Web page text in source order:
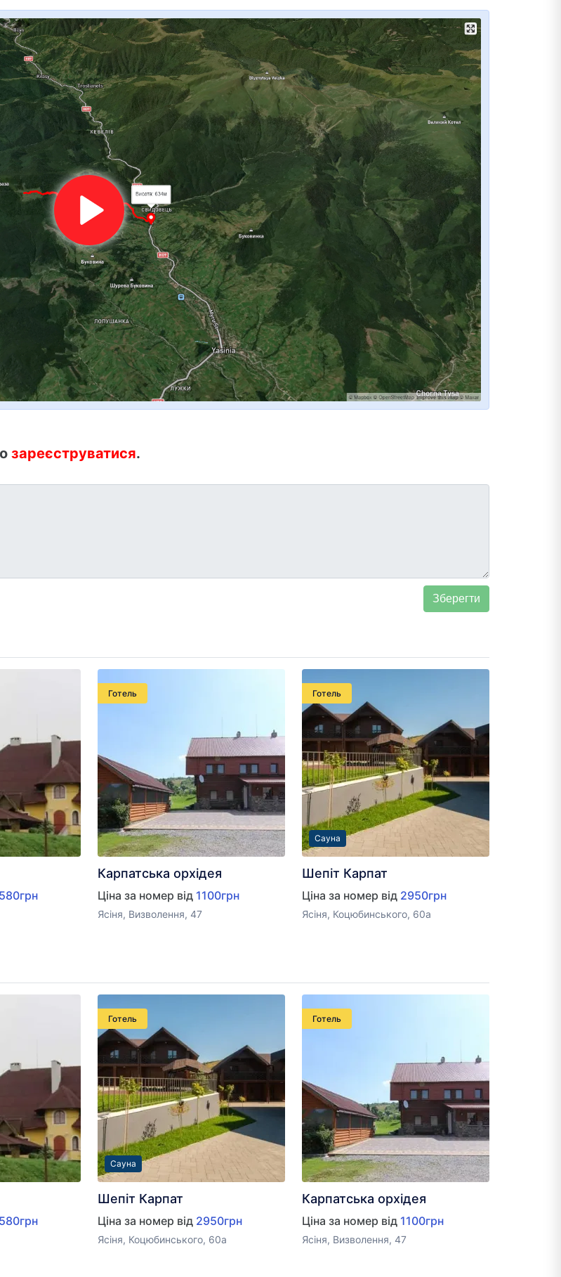
зареєструватися.
Готель
Карпатська орхідея
Ціна за номер від 1100грн
Ясіня, Визволення, 47
Готель
Сауна
Шепіт Карпат
Ціна за номер від 2950грн
Ясіня, Коцюбинського, 60а
Готель
Сауна
Шепіт Карпат
Ціна за номер від 2950грн
Ясіня, Коцюбинського, 60а
Готель
Карпатська орхідея
Ціна за номер від 1100грн
Ясіня, Визволення, 47